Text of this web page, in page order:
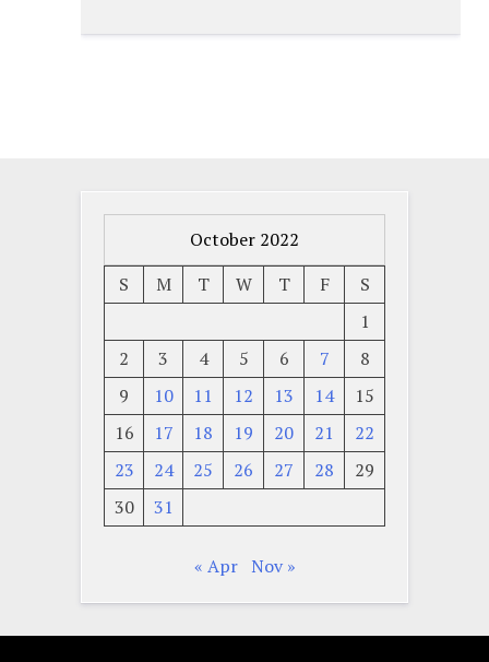
October 2022
S
M T W T F
S
1
2
3 4 5 6 7
8
9
10 11 12 13 14
15
16
17 18 19 20 21
22
23
24 25 26 27 28
29
30
31
« Apr Nov »